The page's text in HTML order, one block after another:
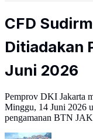
CFD
Ditiadakan
Juni 2026
Pemprov DKI Jakarta
Minggu, 14 Juni 2026
pengamanan BTN